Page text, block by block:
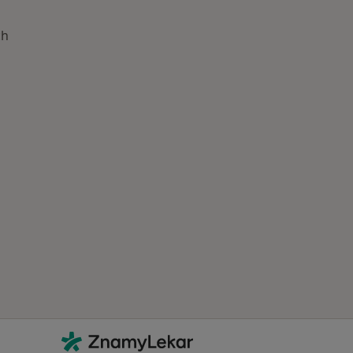
Kontakt
ZnamyLekar - Hlavní stránka